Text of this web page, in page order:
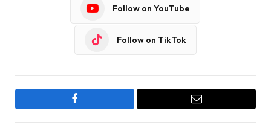
Follow on YouTube
Follow on TikTok
Facebook Email